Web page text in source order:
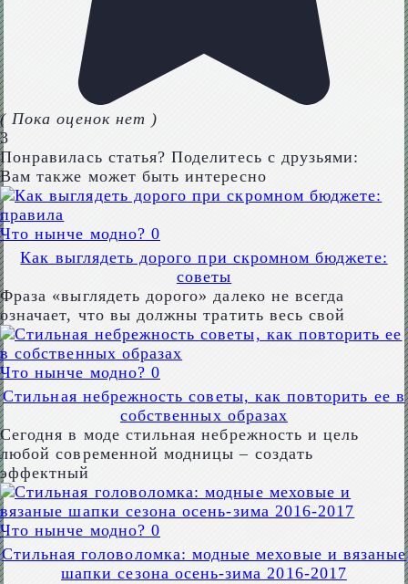
( Пока оценок нет )
3
Понравилась статья? Поделитесь с друзьями:
Вам также может быть интересно
Что нынче модно? 0
Как выглядеть дорого при скромном бюджете:
советы
Фраза «выглядеть дорого» далеко не всегда
означает, что вы должны тратить весь свой
Что нынче модно? 0
Стильная небрежность советы, как повторить ее в
собственных образах
Сегодня в моде стильная небрежность и цель
любой современной модницы – создать
эффектный
Что нынче модно? 0
Стильная головоломка: модные меховые и вязаные
шапки сезона осень-зима 2016-2017